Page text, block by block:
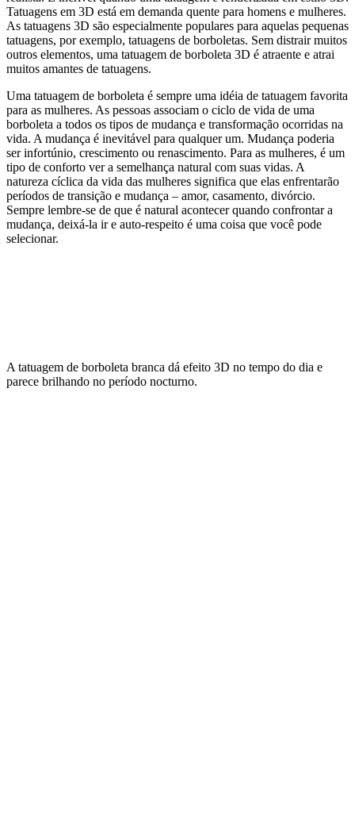
Tatuagens em 3D está em demanda quente para homens e mulheres.
As tatuagens 3D são especialmente populares para aquelas pequenas
tatuagens, por exemplo, tatuagens de borboletas. Sem distrair muitos
outros elementos, uma tatuagem de borboleta 3D é atraente e atrai
muitos amantes de tatuagens.
Uma tatuagem de borboleta é sempre uma idéia de tatuagem favorita
para as mulheres. As pessoas associam o ciclo de vida de uma
borboleta a todos os tipos de mudança e transformação ocorridas na
vida. A mudança é inevitável para qualquer um. Mudança poderia
ser infortúnio, crescimento ou renascimento. Para as mulheres, é um
tipo de conforto ver a semelhança natural com suas vidas. A
natureza cíclica da vida das mulheres significa que elas enfrentarão
períodos de transição e mudança – amor, casamento, divórcio.
Sempre lembre-se de que é natural acontecer quando confrontar a
mudança, deixá-la ir e auto-respeito é uma coisa que você pode
selecionar.
A tatuagem de borboleta branca dá efeito 3D no tempo do dia e
parece brilhando no período nocturno.